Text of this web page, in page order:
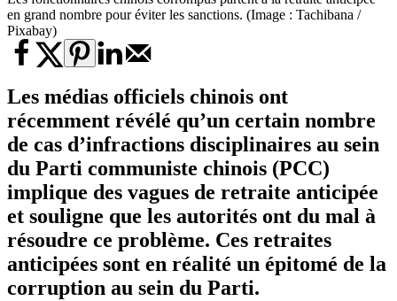
en grand nombre pour éviter les sanctions. (Image : Tachibana /
Pixabay)
Les médias officiels chinois ont
récemment révélé qu’un certain nombre
de cas d’infractions disciplinaires au sein
du Parti communiste chinois (PCC)
implique des vagues de retraite anticipée
et souligne que les autorités ont du mal à
résoudre ce problème. Ces retraites
anticipées sont en réalité un épitomé de la
corruption au sein du Parti.